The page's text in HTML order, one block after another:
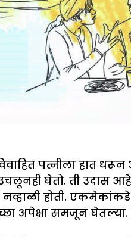
पत्नीला
घेतो. ती
होती.
अपेक्षा समजून